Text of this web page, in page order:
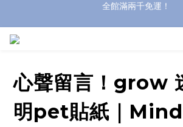
全館滿兩千免運！
登入購買，立即接收出貨通
心聲留言！grow
明pet貼紙｜